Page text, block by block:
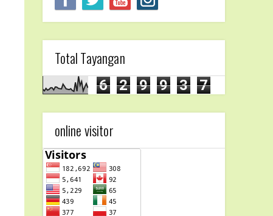
Total Tayangan
6 2 9 9 3 7
online visitor